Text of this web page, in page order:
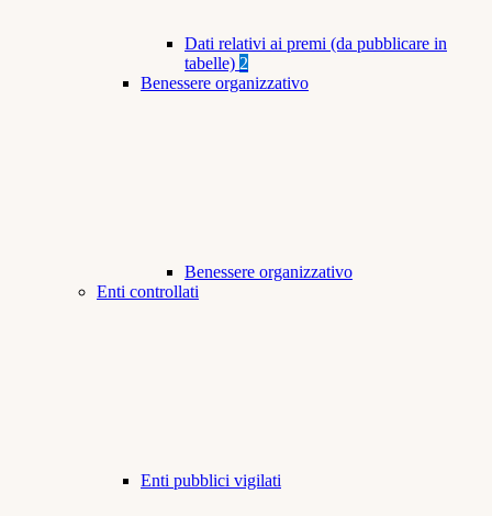
Dati relativi ai premi (da pubblicare in
tabelle) 2
Benessere organizzativo
Benessere organizzativo
Enti controllati
Enti pubblici vigilati